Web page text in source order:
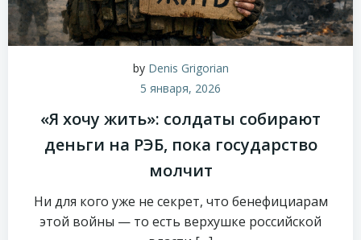
by Denis Grigorian
5 января, 2026
«Я хочу жить»: солдаты собирают
деньги на РЭБ, пока государство
молчит
Ни для кого уже не секрет, что бенефициарам
этой войны — то есть верхушке российской